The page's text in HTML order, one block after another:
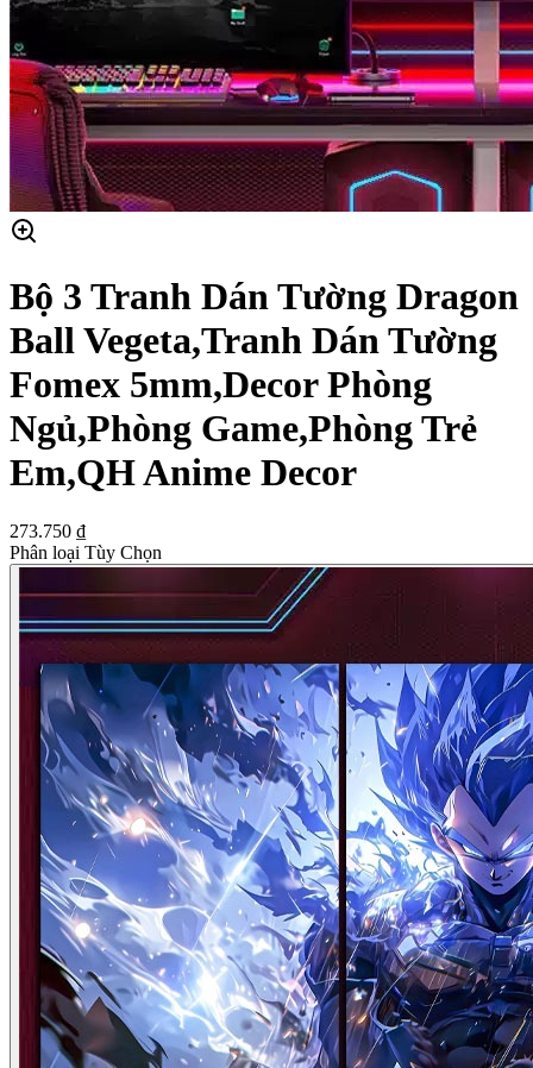
Bộ 3 Tranh Dán Tường Dragon
Ball Vegeta,Tranh Dán Tường
Fomex 5mm,Decor Phòng
Ngủ,Phòng Game,Phòng Trẻ
Em,QH Anime Decor
273.750 ₫
Phân loại Tùy Chọn